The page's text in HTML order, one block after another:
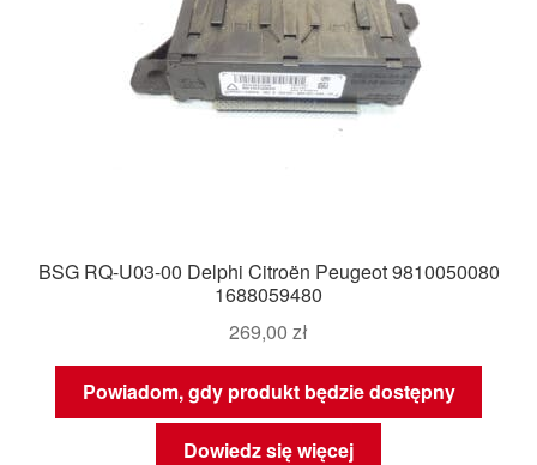
BSG RQ-U03-00 Delphi Citroën Peugeot 9810050080
1688059480
269,00 zł
Powiadom, gdy produkt będzie dostępny
Dowiedz się więcej